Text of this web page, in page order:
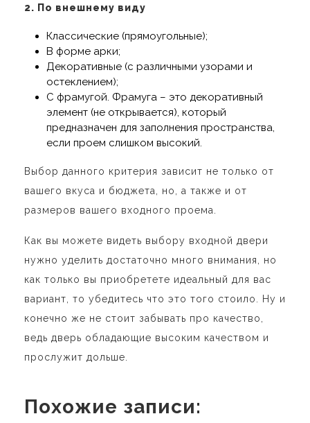
2. По внешнему виду
Классические (прямоугольные);
В форме арки;
Декоративные (с различными узорами и
остеклением);
С фрамугой. Фрамуга – это декоративный
элемент (не открывается), который
предназначен для заполнения пространства,
если проем слишком высокий.
Выбор данного критерия зависит не только от
вашего вкуса и бюджета, но, а также и от
размеров вашего входного проема.
Как вы можете видеть выбору входной двери
нужно уделить достаточно много внимания, но
как только вы приобретете идеальный для вас
вариант, то убедитесь что это того стоило. Ну и
конечно же не стоит забывать про качество,
ведь дверь обладающие высоким качеством и
прослужит дольше.
Похожие записи: